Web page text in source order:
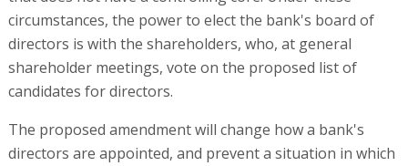
circumstances, the power to elect the bank's board of
directors is with the shareholders, who, at general
shareholder meetings, vote on the proposed list of
candidates for directors.
The proposed amendment will change how a bank's
directors are appointed, and prevent a situation in which